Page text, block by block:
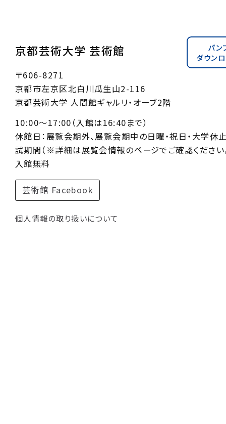
京都芸術大学 芸術館
パン
ダウン
〒606-8271
京都市左京区北白川瓜生山2-116
京都芸術大学 人間館ギャルリ・オーブ2階
10:00〜17:00（入館は16:40まで）
休館日：展覧会期外、展覧会期中の日曜・祝日・大学休
試期間（※詳細は展覧会情報のページでご確認ください
入館無料
芸術館 Facebook
個人情報の取り扱いについて